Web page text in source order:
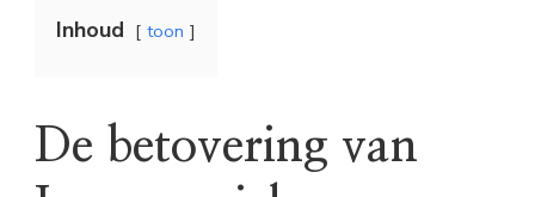
Inhoud toon
De betovering van